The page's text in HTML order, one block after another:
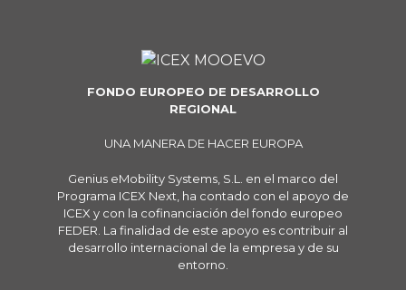
FONDO EUROPEO DE DESARROLLO
REGIONAL
UNA MANERA DE HACER EUROPA
Genius eMobility Systems, S.L. en el marco del
Programa ICEX Next, ha contado con el apoyo de
ICEX y con la cofinanciación del fondo europeo
FEDER. La finalidad de este apoyo es contribuir al
desarrollo internacional de la empresa y de su
entorno.